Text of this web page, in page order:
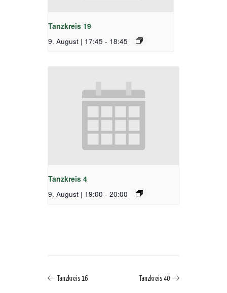
Tanzkreis 19
9. August | 17:45 - 18:45
Tanzkreis 4
9. August | 19:00 - 20:00
Tanzkreis 16 Tanzkreis 40